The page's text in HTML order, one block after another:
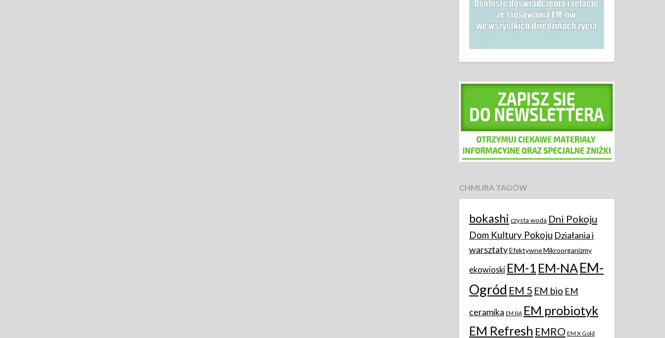
CHMURA TAGÓW
bokashi czysta woda Dni Pokoju
Dom Kultury Pokoju Działania i
warsztatyEfektywne Mikroorganizmy
ekowioski EM-1 EM-NAEM-
Ogród EM 5 EM bio EM
ceramika EM NA EM probiotyk
EM Refresh EMRO EM X Gold